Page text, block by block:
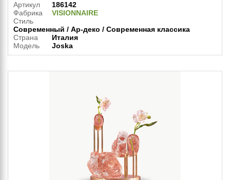
Артикул
186142
Фабрика
VISIONNAIRE
Стиль
Современный / Ар-деко / Современная классика
Страна
Италия
Модель
Joska